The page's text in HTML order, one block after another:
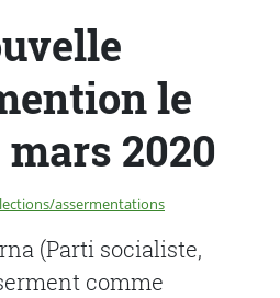
le
2020
: assermentations
(Parti socialiste,
comme